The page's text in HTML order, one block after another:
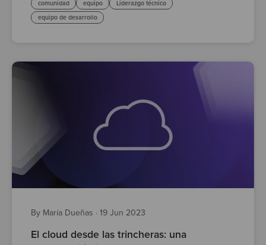
comunidad equipo
Liderazgo técnico
equipo de desarrollo
By María Dueñas · 19 Jun 2023
El cloud desde las trincheras: una